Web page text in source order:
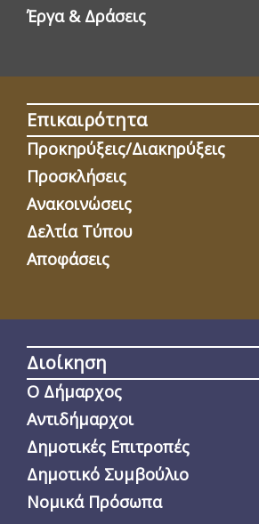
Έργα & Δράσεις
Επικαιρότητα
Προκηρύξεις/Διακηρύξεις
Προσκλήσεις
Ανακοινώσεις
Δελτία Τύπου
Αποφάσεις
Διοίκηση
Ο Δήμαρχος
Αντιδήμαρχοι
Δημοτικές Επιτροπές
Δημοτικό Συμβούλιο
Νομικά Πρόσωπα